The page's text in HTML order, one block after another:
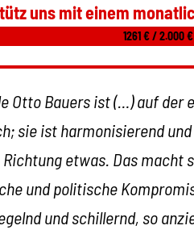
uns mit einem
1261 € / 2.000 €
Otto Bauers ist (…) auf
sie ist harmonisierend
etwas. Das macht
und politische
und schillernd, so